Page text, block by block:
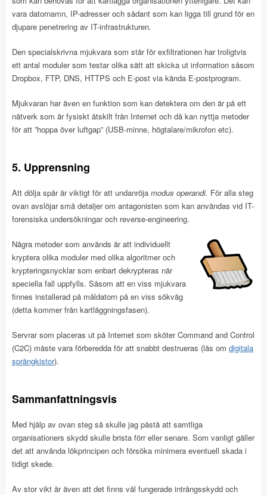
vara datornamn, IP-adresser och sådant som kan ligga till grund för en
djupare penetrering av IT-infrastrukturen.
Den specialskrivna mjukvara som står för exfiltrationen har troligtvis
ett antal moduler som testar olika sätt att skicka ut information såsom
Dropbox, FTP, DNS, HTTPS och E-post via kända E-postprogram.
Mjukvaran har även en funktion som kan detektera om den är på ett
nätverk som är fysiskt åtskilt från Internet och då kan nyttja metoder
för att ”hoppa över luftgap” (USB-minne, högtalare/mikrofon etc).
5. Upprensning
Att dölja spår är viktigt för att undanröja modus operandi. För alla steg
ovan avslöjar små detaljer om antagonisten som kan användas vid IT-
forensiska undersökningar och reverse-engineering.
Några metoder som används är att individuellt
kryptera olika moduler med olika algoritmer och
krypteringsnycklar som enbart dekrypteras när
speciella fall uppfylls. Såsom att en viss mjukvara
finnes installerad på måldatorn på en viss sökväg
(detta kommer från kartläggningsfasen).
Servrar som placeras ut på Internet som sköter Command and Control
(C2C) måste vara förberedda för att snabbt destrueras (läs om digitala
sprängkistor).
Sammanfattningsvis
Med hjälp av ovan steg så skulle jag påstå att samtliga
organisationers skydd skulle brista förr eller senare. Som vanligt gäller
det att använda lökprincipen och försöka minimera eventuell skada i
tidigt skede.
Av stor vikt är även att det finns väl fungerade intrångsskydd och